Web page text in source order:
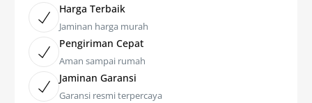
Harga Terbaik
Jaminan harga murah
Pengiriman Cepat
Aman sampai rumah
Jaminan Garansi
Garansi resmi terpercaya